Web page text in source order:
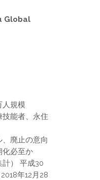
Global
規模
能者、永住
廃止の意向
化必至か
） 平成30
年12月28